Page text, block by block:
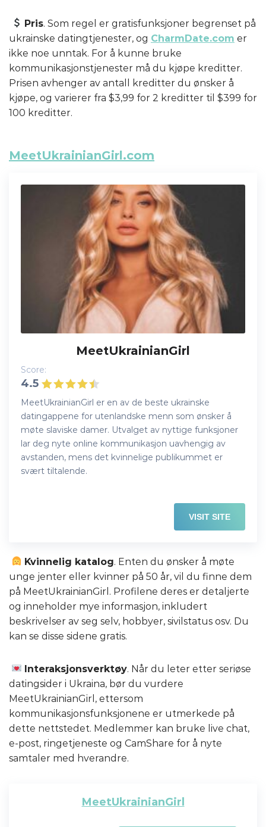
Pris. Som regel er gratisfunksjoner begrenset på
ukrainske datingtjenester, og CharmDate.com er
ikke noe unntak. For å kunne bruke
kommunikasjonstjenester må du kjøpe kreditter.
Prisen avhenger av antall kreditter du ønsker å
kjøpe, og varierer fra $3,99 for 2 kreditter til $399 for
100 kreditter.
MeetUkrainianGirl.com
MeetUkrainianGirl
Score:
4.5
MeetUkrainianGirl er en av de beste ukrainske
datingappene for utenlandske menn som ønsker å
møte slaviske damer. Utvalget av nyttige funksjoner
lar deg nyte online kommunikasjon uavhengig av
avstanden, mens det kvinnelige publikummet er
svært tiltalende.
VISIT SITE
Kvinnelig katalog. Enten du ønsker å møte
unge jenter eller kvinner på 50 år, vil du finne dem
på MeetUkrainianGirl. Profilene deres er detaljerte
og inneholder mye informasjon, inkludert
beskrivelser av seg selv, hobbyer, sivilstatus osv. Du
kan se disse sidene gratis.
Interaksjonsverktøy. Når du leter etter seriøse
datingsider i Ukraina, bør du vurdere
MeetUkrainianGirl, ettersom
kommunikasjonsfunksjonene er utmerkede på
dette nettstedet. Medlemmer kan bruke live chat,
e-post, ringetjeneste og CamShare for å nyte
samtaler med hverandre.
MeetUkrainianGirl